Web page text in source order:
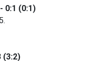
0:1 (0:1)
(3:2)